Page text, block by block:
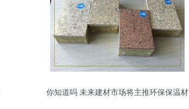
你知道吗 未来建材市场将主推环保保温材